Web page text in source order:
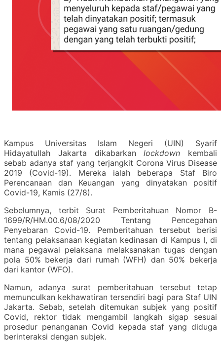
Kampus Universitas Islam Negeri (UIN) Syarif
Hidayatullah Jakarta dikabarkanlockdown kembali
sebab adanya staf yang terjangkit Corona Virus Disease
2019 (Covid-19). Mereka ialah beberapa Staf Biro
Perencanaan dan Keuangan yang dinyatakan positif
Covid-19, Kamis (27/8).
Sebelumnya, terbit Surat Pemberitahuan Nomor B-
1699/R/HM.00.6/08/2020 Tentang Pencegahan
Penyebaran Covid-19. Pemberitahuan tersebut berisi
tentang pelaksanaan kegiatan kedinasan di Kampus I, di
mana pegawai pelaksana melaksanakan tugas dengan
pola 50% bekerja dari rumah (WFH) dan 50% bekerja
dari kantor (WFO).
Namun, adanya surat pemberitahuan tersebut tetap
memunculkan kekhawatiran tersendiri bagi para Staf UIN
Jakarta. Sebab, setelah ditemukan subjek yang positif
Covid, rektor tidak mengambil langkah sigap sesuai
prosedur penanganan Covid kepada staf yang diduga
berinteraksi dengan subjek.